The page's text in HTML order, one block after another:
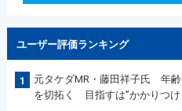
ユーザー評価ランキング
1
元タケダMR・藤田祥子氏 年
を切拓く 目指すは”かかりつけ